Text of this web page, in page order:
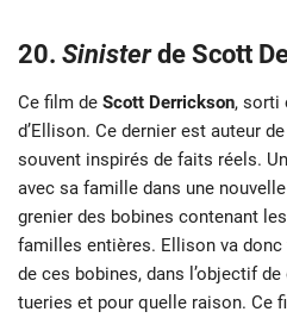
20. Sinisterde Scott
Ce film de Scott Derrickson, sorti
d’Ellison. Ce dernier est auteur
souvent inspirés de faits réels.
avec sa famille dans une
grenier des bobines contenant
familles entières. Ellison va
de ces bobines, dans l’objectif
tueries et pour quelle raison. Ce